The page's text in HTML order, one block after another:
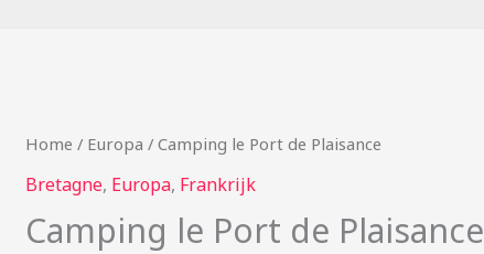
Home / Europa / Camping le Port de Plaisance
Bretagne, Europa, Frankrijk
Camping le Port de Plaisance